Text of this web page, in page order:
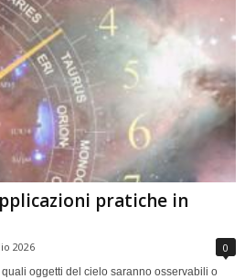
pratiche in
2026 0
oggetti del cielo saranno osservabili o